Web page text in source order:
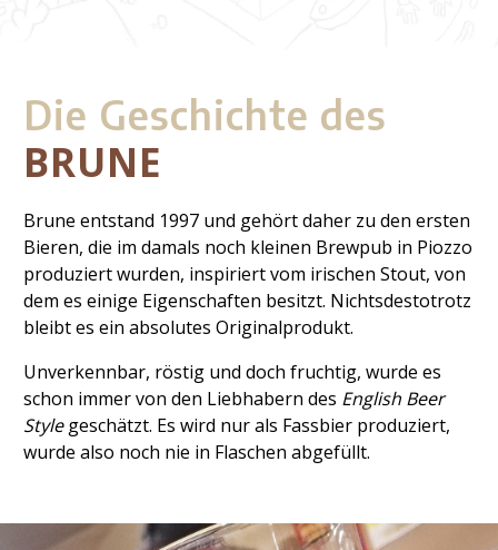
Die Geschichte des
BRUNE
Brune entstand 1997 und gehört daher zu den ersten
Bieren, die im damals noch kleinen Brewpub in Piozzo
produziert wurden, inspiriert vom irischen Stout, von
dem es einige Eigenschaften besitzt. Nichtsdestotrotz
bleibt es ein absolutes Originalprodukt.
Unverkennbar, röstig und doch fruchtig, wurde es
schon immer von den Liebhabern des English Beer
Stylegeschätzt. Es wird nur als Fassbier produziert,
wurde also noch nie in Flaschen abgefüllt.